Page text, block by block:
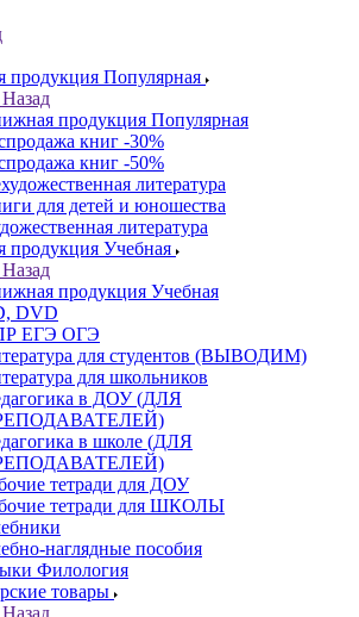
продукция Популярная
Назад
продукция Популярная
книг -30%
книг -50%
литература
для детей и юношества
литература
продукция Учебная
Назад
продукция Учебная
DVD
ЕГЭ ОГЭ
для студентов (ВЫВОДИМ)
для школьников
в ДОУ (ДЛЯ
в школе (ДЛЯ
тетради для ДОУ
тетради для ШКОЛЫ
наглядные пособия
Филология
товары
Назад